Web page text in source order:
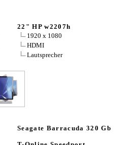
22" HP w2207h
1920 x 1080
HDMI
Lautsprecher
Seagate Barracuda 320 Gb